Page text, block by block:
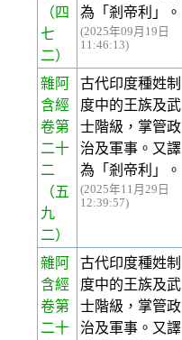
（四
七
二）
為「剎帝利」。
(2025年09月19日
11:46:13)
雜阿
含經
卷第
二十
二
（五
九
二）
古代印度種姓制
度中的王族及武
士階級，掌管政
治及軍事。又譯
為「剎帝利」。
(2025年11月29日
12:39:57)
雜阿
含經
卷第
二十
古代印度種姓制
度中的王族及武
士階級，掌管政
治及軍事。又譯